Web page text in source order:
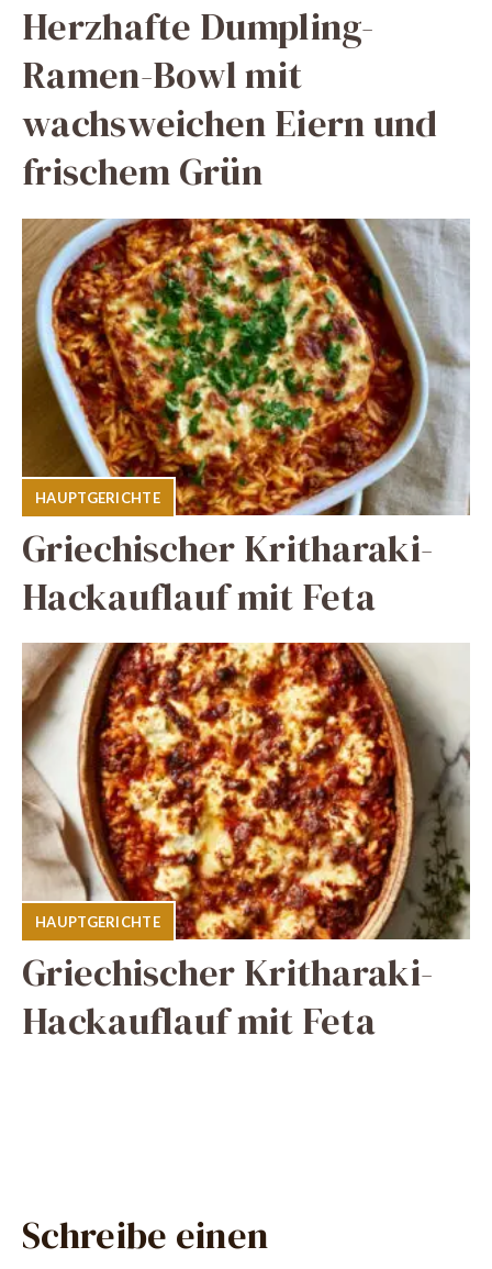
Herzhafte Dumpling-
Ramen-Bowl mit
wachsweichen Eiern und
frischem Grün
HAUPTGERICHTE
Griechischer Kritharaki-
Hackauflauf mit Feta
HAUPTGERICHTE
Griechischer Kritharaki-
Hackauflauf mit Feta
Schreibe einen